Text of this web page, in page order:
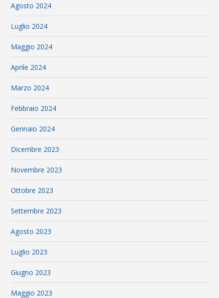
Agosto 2024
Luglio 2024
Maggio 2024
Aprile 2024
Marzo 2024
Febbraio 2024
Gennaio 2024
Dicembre 2023
Novembre 2023
Ottobre 2023
Settembre 2023
Agosto 2023
Luglio 2023
Giugno 2023
Maggio 2023